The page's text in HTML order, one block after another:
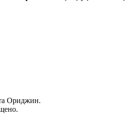
Ориджин.